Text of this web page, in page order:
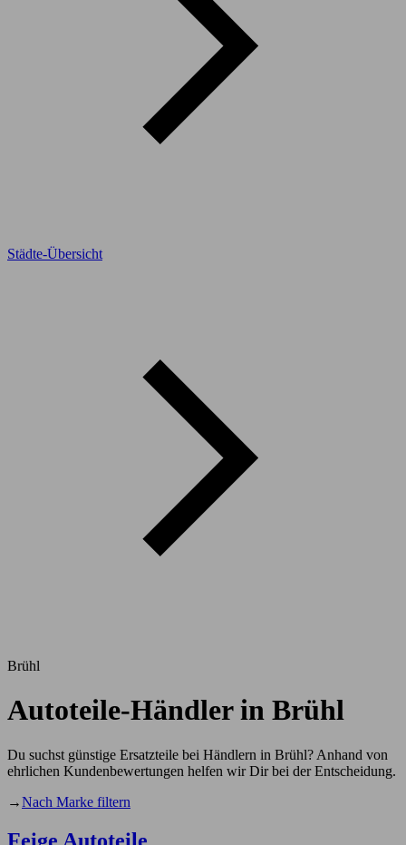
Städte-Übersicht
Brühl
Autoteile-Händler in Brühl
Du suchst günstige Ersatzteile bei Händlern in Brühl? Anhand von
ehrlichen Kundenbewertungen helfen wir Dir bei der Entscheidung.
→Nach Marke filtern
Feige Autoteile